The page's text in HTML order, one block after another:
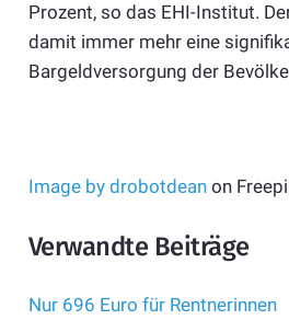
Prozent, so das EHI-Institut.
damit immer mehr eine
Bargeldversorgung der
Image by drobotdeanon
Verwandte Beiträge
Nur 696 Euro für Rentnerinnen